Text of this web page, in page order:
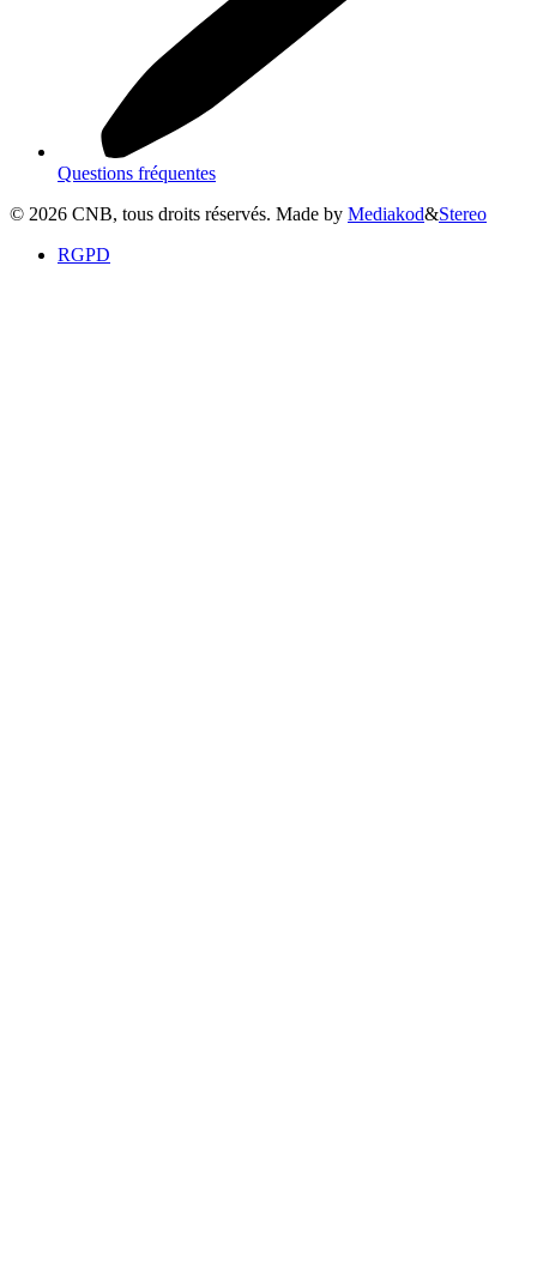
Questions fréquentes
© 2026 CNB, tous droits réservés. Made by Mediakod&Stereo
RGPD